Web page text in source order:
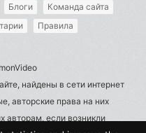
Блоги
Команда сайта
Правила
найдены в сети интернет
авторские права на них
авторам, если возникли